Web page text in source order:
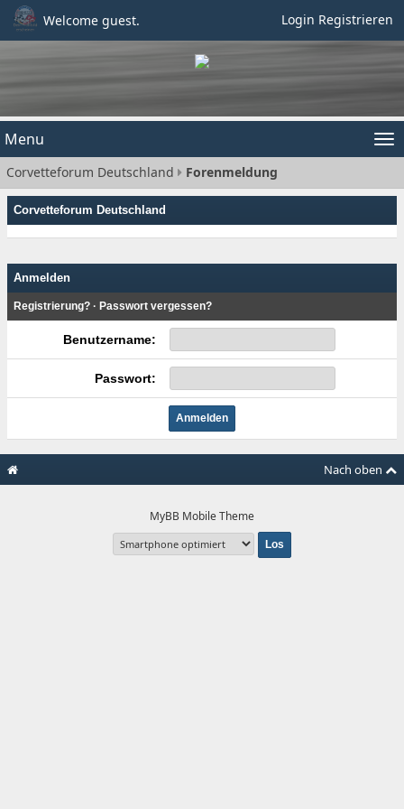
Welcome guest. Login Registrieren
Menu
Corvetteforum Deutschland Forenmeldung
Corvetteforum Deutschland
Anmelden
Registrierung? · Passwort vergessen?
Benutzername:
Passwort:
Nach oben
MyBB Mobile Theme